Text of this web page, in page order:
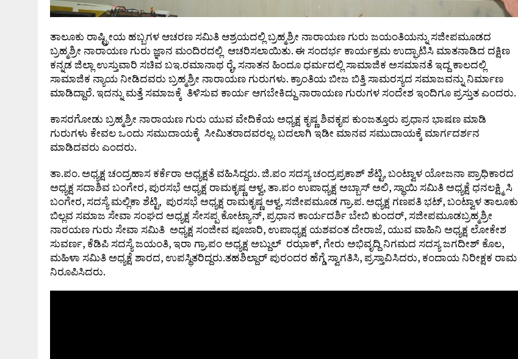
ತಾಲೂಕು ರಾಷ್ಟ್ರೀಯ ಹಬ್ಬಗಳ ಆಚರಣ ಸಮಿತಿ ಆಶ್ರಯದಲ್ಲಿ ಬ್ರಹ್ಮಶ್ರೀ ನಾರಾಯಣ ಗುರು ಜಯಂತಿಯನ್ನು ಸಜೀಪಮೂಡದ
ಬ್ರಹ್ಮಶ್ರೀ ನಾರಾಯಣ ಗುರು ಜ್ಞಾನ ಮಂದಿರದಲ್ಲಿ ಆಚರಿಸಲಾಯಿತು. ಈ ಸಂದರ್ಭ ಕಾರ್ಯಕ್ರಮ ಉದ್ಘಾಟಿಸಿ ಮಾತನಾಡಿದ ದಕ್ಷಿಣ
ಕನ್ನಡ ಜಿಲ್ಲಾ ಉಸ್ತುವಾರಿ ಸಚಿವ ಬಇ.ರಮಾನಾಥ ರೈ, ಸನಾತನ ಹಿಂದೂ ಧರ್ಮದಲ್ಲಿ ಸಾಮಾಜಿಕ ಅಸಮಾನತೆ ಇದ್ದ ಕಾಲದಲ್ಲಿ
ಸಾಮಾಜಿಕ ನ್ಯಾಯ ನೀಡಿದವರು ಬ್ರಹ್ಮಶ್ರೀ ನಾರಾಯಣ ಗುರುಗಳು. ಕ್ರಾಂತಿಯ ಬೀಜ ಬಿತ್ತಿ ಸಾಮರಸ್ಯದ ಸಮಾಜವನ್ನು ನಿರ್ಮಾಣ
ಮಾಡಿದ್ದಾರೆ. ಇದನ್ನು ಮತ್ತೆ ಸಮಾಜಕ್ಕೆ ತಿಳಿಸುವ ಕಾರ್ಯ ಆಗಬೇಕಿದ್ದು ನಾರಾಯಣ ಗುರುಗಳ ಸಂದೇಶ ಇಂದಿಗೂ ಪ್ರಸ್ತುತ ಎಂದರು.
ಕಾಸರಗೋಡು ಬ್ರಹ್ಮಶ್ರೀ ನಾರಾಯಣ ಗುರು ಯುವ ವೇದಿಕೆಯ ಅಧ್ಯಕ್ಷ ಕೃಷ್ಣ ಶಿವಕೃಪ ಕುಂಜತ್ತೂರು ಪ್ರಧಾನ ಭಾಷಣ ಮಾಡಿ
ಗುರುಗಳು ಕೇವಲ ಒಂದು ಸಮುದಾಯಕ್ಕೆ ಸೀಮಿತರಾದವರಲ್ಲ. ಬದಲಾಗಿ ಇಡೀ ಮಾನವ ಸಮುದಾಯಕ್ಕೆ ಮಾರ್ಗದರ್ಶನ
ಮಾಡಿದವರು ಎಂದರು.
ತಾ.ಪಂ. ಅಧ್ಯಕ್ಷ ಚಂದ್ರಹಾಸ ಕರ್ಕೆರಾ ಅಧ್ಯಕ್ಷತೆ ವಹಿಸಿದ್ದರು. ಜಿ.ಪಂ ಸದಸ್ಯ ಚಂದ್ರಪ್ರಕಾಶ್ ಶೆಟ್ಟಿ, ಬಂಟ್ವಾಳ ಯೋಜನಾ ಪ್ರಾಧಿಕಾರದ
ಅಧ್ಯಕ್ಷ ಸದಾಶಿವ ಬಂಗೇರ, ಪುರಸಭೆ ಅಧ್ಯಕ್ಷ ರಾಮಕೃಷ್ಣ ಆಳ್ವ, ತಾ.ಪಂ ಉಪಾಧ್ಯಕ್ಷ ಅಬ್ಬಾಸ್ ಅಲಿ, ಸ್ಥಾಯಿ ಸಮಿತಿ ಅಧ್ಯಕ್ಷೆ ಧನಲಕ್ಷ್ಮಿ ಸಿ
ಬಂಗೇರ, ಸದಸ್ಯೆ ಮಲ್ಲಿಕಾ ಶೆಟ್ಟಿ, ಪುರಸಭೆ ಅಧ್ಯಕ್ಷ ರಾಮಕೃಷ್ಣ ಆಳ್ವ, ಸಜೀಪಮೂಡ ಗ್ರಾ.ಪ. ಅಧ್ಯಕ್ಷ ಗಣಪತಿ ಭಟ್, ಬಂಟ್ವಾಳ ತಾಲೂಕು
ಬಿಲ್ಲವ ಸಮಾಜ ಸೇವಾ ಸಂಘದ ಅಧ್ಯಕ್ಷ ಸೇಸಪ್ಪ ಕೋಟ್ಯಾನ್, ಪ್ರಧಾನ ಕಾರ್ಯದರ್ಶಿ ಬೇಬಿ ಕುಂದರ್, ಸಜೀಪಮೂಡಬ್ರಹ್ಮಶ್ರೀ
ನಾರಯಣ ಗುರು ಸೇವಾ ಸಮಿತಿ ಅಧ್ಯಕ್ಷ ಸಂಜೀವ ಪೂಜಾರಿ, ಉಪಾಧ್ಯಕ್ಷ ಯಶವಂತ ದೇರಾಜೆ, ಯುವ ವಾಹಿನಿ ಅಧ್ಯಕ್ಷ ಲೋಕೇಶ
ಸುವರ್ಣ, ಕೆಡಿಪಿ ಸದಸ್ಯೆ ಜಯಂತಿ, ಇರಾ ಗ್ರಾ.ಪಂ ಅಧ್ಯಕ್ಷ ಅಬ್ದುಲ್ ರಝಾಕ್, ಗೇರು ಅಭಿವೃದ್ದಿ ನಿಗಮದ ಸದಸ್ಯ ಜಗದೀಶ್ ಕೊಲ,
ಮಹಿಳಾ ಸಮಿತಿ ಅಧ್ಯಕ್ಷೆ ಶಾರದ, ಉಪಸ್ಥಿತರಿದ್ದರು.ತಹಶಿಲ್ದಾರ್ ಪುರಂದರ ಹೆಗ್ಡೆ ಸ್ವಾಗತಿಸಿ, ಪ್ರಸ್ತಾವಿಸಿದರು, ಕಂದಾಯ ನಿರೀಕ್ಷಕ ರಾಮ
ನಿರೂಪಿಸಿದರು.